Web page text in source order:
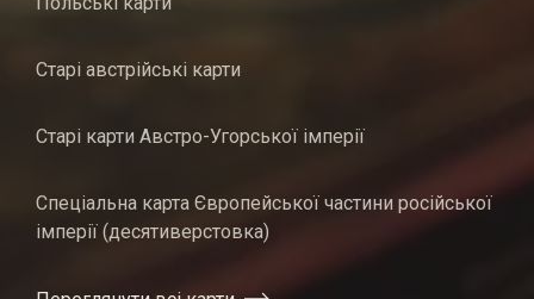
Старі австрійські карти
Старі карти Австро-Угорської імперії
Спеціальна карта Європейської частини російської
імперії (десятиверстовка)